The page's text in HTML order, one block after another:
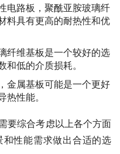
电路板，聚酰亚胺玻璃纤
料具有更高的耐热性和优
纤维基板是一个较好的选
低的介质损耗。
金属基板可能是一个更好
性能。
要综合考虑以上各个方面
性能需求做出合适的选